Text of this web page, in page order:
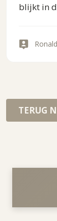
blijkt in
TERUG